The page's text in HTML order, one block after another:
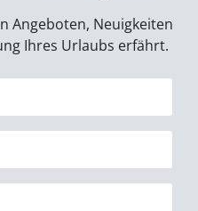
Angeboten, Neuigkeiten
Ihres Urlaubs erfährt.